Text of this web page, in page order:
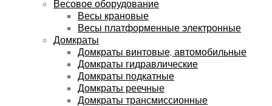
Весовое оборудование
Весы крановые
Весы платформенные электронные
Домкраты
Домкраты винтовые, автомобильные
Домкраты гидравлические
Домкраты подкатные
Домкраты реечные
Домкраты трансмиссионные